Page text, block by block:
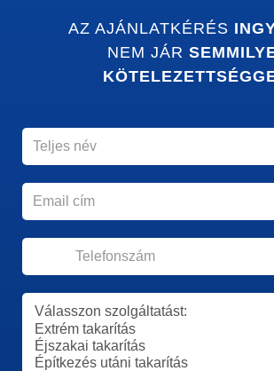
AZ AJÁNLATKÉRÉS
NEM JÁR